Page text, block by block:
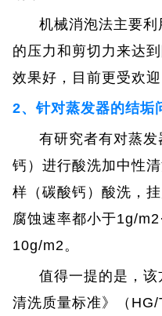
机械消泡法主要
的压力和剪切力来达
效果好，目前更受欢迎
2、针对蒸发器的结垢
有研究者有对蒸
钙）进行酸洗加中性
样（碳酸钙）酸洗，
腐蚀速率都小于1g/
10g/m2。
值得一提的是，
清洗质量标准》（